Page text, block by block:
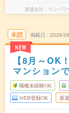
派遣会社 マンパワ
未読
NEW
掲載日 2026/
【8月～OK
マンション
職種未経験OK
WEB登録OK 派遣